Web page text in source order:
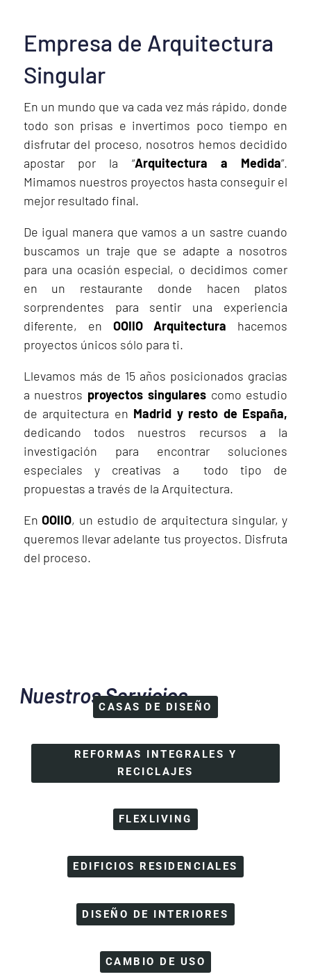
Empresa de Arquitectura
Singular
En un mundo que va cada vez más rápido, donde
todo son prisas e invertimos poco tiempo en
disfrutar del proceso, nosotros hemos decidido
apostar por la “Arquitectura a Medida”.
Mimamos nuestros proyectos hasta conseguir el
mejor resultado final.
De igual manera que vamos a un sastre cuando
buscamos un traje que se adapte a nosotros
para una ocasión especial, o decidimos comer
en un restaurante donde hacen platos
sorprendentes para sentir una experiencia
diferente, en OOIIO Arquitectura hacemos
proyectos únicos sólo para ti.
Llevamos más de 15 años posicionados gracias
a nuestros proyectos singularescomo estudio
de arquitectura en Madrid y resto de España,
dedicando todos nuestros recursos a la
investigación para encontrar soluciones
especiales y creativas a todo tipo de
propuestas a través de la Arquitectura.
EnOOIIO, un estudio de arquitectura singular, y
queremos llevar adelante tus proyectos. Disfruta
del proceso.
Nuestros Servicios
CASAS DE DISEÑO
REFORMAS INTEGRALES Y
RECICLAJES
FLEXLIVING
EDIFICIOS RESIDENCIALES
DISEÑO DE INTERIORES
CAMBIO DE USO